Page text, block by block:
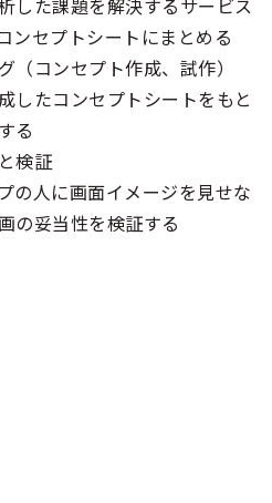
ンセプトシートにまとめる
（コンセプト作成、試作）
したコンセプトシートをもと
る
検証
の人に画面イメージを見せな
の妥当性を検証する